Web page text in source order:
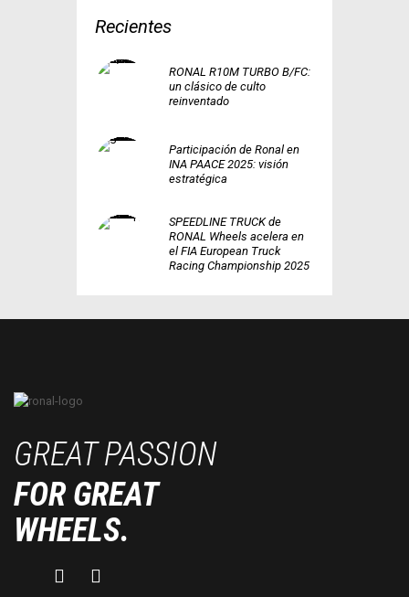
Recientes
RONAL R10M TURBO B/FC:
un clásico de culto
reinventado
Participación de Ronal en
INA PAACE 2025: visión
estratégica
SPEEDLINE TRUCK de
RONAL Wheels acelera en
el FIA European Truck
Racing Championship 2025
GREAT PASSION
FOR GREAT
WHEELS.